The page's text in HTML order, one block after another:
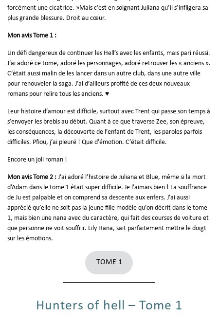
forcément une cicatrice. »Mais c’est en soignant Juliana qu’il s’infligera sa
plus grande blessure. Droit au cœur.
Mon avis Tome 1 :
Un défi dangereux de continuer les Hell’s avec les enfants, mais pari réussi.
J’ai adoré ce tome, adoré les personnages, adoré retrouver les « anciens ».
C’était aussi malin de les lancer dans un autre club, dans une autre ville
pour renouveler la saga. J’ai d’ailleurs profité de ces deux nouveaux
romans pour relire tous les anciens. ♥
Leur histoire d’amour est difficile, surtout avec Trent qui passe son temps à
s’envoyer les brebis au début. Quant à ce que traverse Zee, son épreuve,
les conséquences, la découverte de l’enfant de Trent, les paroles parfois
difficiles. Pfiou, j’ai pleuré ! Que d’émotion. C’était difficile.
Encore un joli roman !
Mon avis Tome 2 : J’ai adoré l’histoire de Juliana et Blue, même si la mort
d’Adam dans le tome 1 était super difficile. Je l’aimais bien ! La souffrance
de Ju est palpable et on comprend sa descente aux enfers. J’ai aussi
apprécié qu’elle ne soit pas la jeune fille modèle qu’on décrit dans le tome
1, mais bien une nana avec du caractère, qui fait des courses de voiture et
que personne ne voit souffrir. Lily Hana, sait parfaitement mettre le doigt
sur les émotions.
TOME 1
Hunters of hell – Tome 1